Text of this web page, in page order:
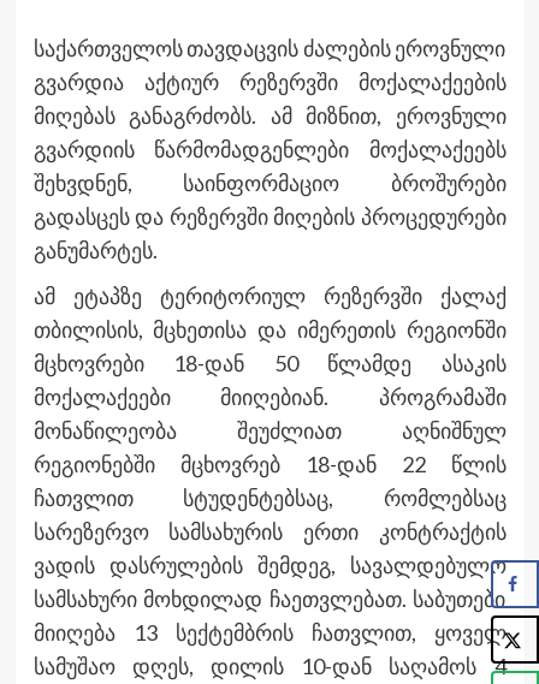
საქართველოს თავდაცვის ძალების ეროვნული
გვარდია აქტიურ რეზერვში მოქალაქეების
მიღებას განაგრძობს. ამ მიზნით, ეროვნული
გვარდიის წარმომადგენლები მოქალაქეებს
შეხვდნენ, საინფორმაციო ბროშურები
გადასცეს და რეზერვში მიღების პროცედურები
განუმარტეს.
ამ ეტაპზე ტერიტორიულ რეზერვში ქალაქ
თბილისის, მცხეთისა და იმერეთის რეგიონში
მცხოვრები 18-დან 50 წლამდე ასაკის
მოქალაქეები მიიღებიან. პროგრამაში
მონაწილეობა შეუძლიათ აღნიშნულ
რეგიონებში მცხოვრებ 18-დან 22 წლის
ჩათვლით სტუდენტებსაც, რომლებსაც
სარეზერვო სამსახურის ერთი კონტრაქტის
ვადის დასრულების შემდეგ, სავალდებულო
სამსახური მოხდილად ჩაეთვლებათ. საბუთები
მიიღება 13 სექტემბრის ჩათვლით, ყოველ
სამუშაო დღეს, დილის 10-დან საღამოს 4